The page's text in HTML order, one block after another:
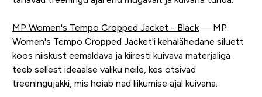
MP Women's Tempo Cropped Jacket - Black— MP
Women's Tempo Cropped Jacket'i kehalähedane siluett
koos niiskust eemaldava ja kiiresti kuivava materjaliga
teeb sellest ideaalse valiku neile, kes otsivad
treeningujakki, mis hoiab nad liikumise ajal kuivana.